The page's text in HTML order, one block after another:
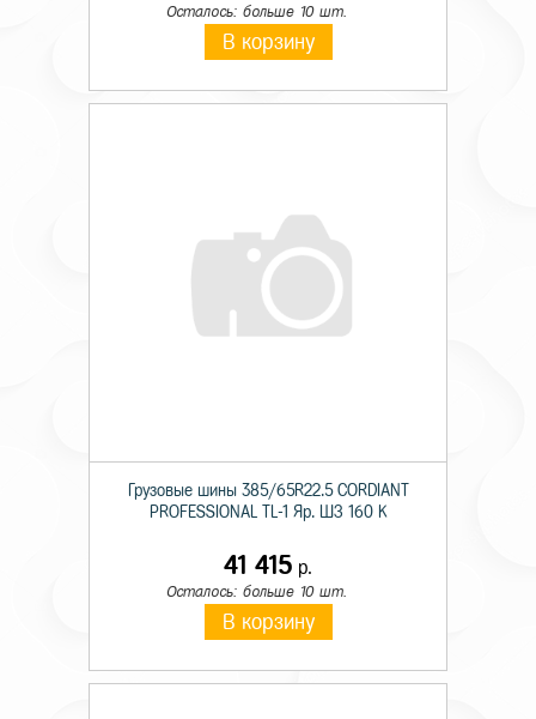
Осталось: больше 10 шт.
В корзину
Грузовые шины 385/65R22.5 CORDIANT
PROFESSIONAL TL-1 Яр. ШЗ 160 K
41 415 р.
Осталось: больше 10 шт.
В корзину